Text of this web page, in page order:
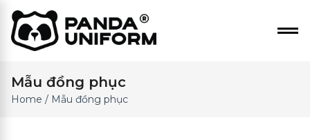
Mẫu đồng phục
Home / Mẫu đồng phục